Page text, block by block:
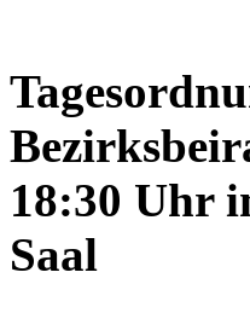
18:30 Uhr
Saal